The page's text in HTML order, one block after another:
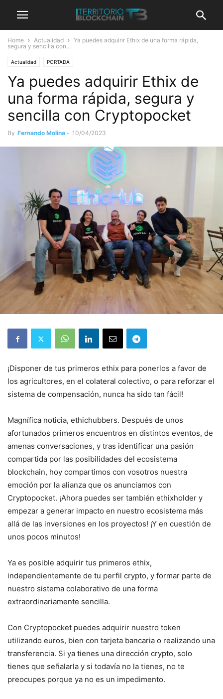
Home Actualidad
Ya puedes adquirir Ethix de una forma rápida,
segura y sencilla con...
Actualidad PORTADA
Ya puedes adquirir Ethix de
una forma rápida, segura y
sencilla con Cryptopocket
By Fernando Molina - 10/04/2023
¡Disponer de tus primeros ethix para ponerlos a favor de
los agricultores, en el colateral colectivo, o para reforzar el
sistema de compensación, nunca ha sido tan fácil!
Magnífica noticia, ethichubbers. Después de unos
afortunados primeros encuentros en distintos eventos, de
amenas conversaciones, y tras identificar una pasión
compartida por las posibilidades del ecosistema
blockchain, hoy compartimos con vosotros nuestra
emoción por la alianza que os anunciamos con
Cryptopocket. ¡Ahora puedes ser también ethixholder y
empezar a generar impacto en nuestro ecosistema más
allá de las inversiones en los proyectos! ¡Y en cuestión de
unos pocos minutos!
Ya es posible adquirir tus primeros ethix,
independientemente de tu perfil crypto, y formar parte de
nuestro sistema colaborativo de una forma
extraordinariamente sencilla.
Con Cryptopocket puedes adquirir nuestro token
utilizando euros, bien con tarjeta bancaria o realizando una
transferencia. Si ya tienes una dirección crypto, solo
tienes que señalarla y si todavía no la tienes, no te
preocupes porque ya no es un impedimento.